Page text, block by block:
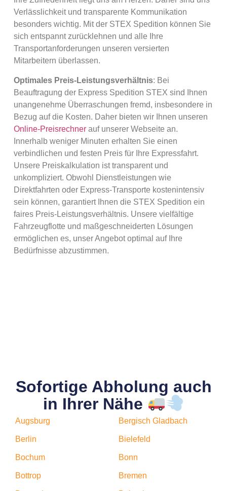
Verlässlichkeit und transparente Kommunikation
besonders wichtig. Mit der STEX Spedition können Sie
sich entspannt zurücklehnen und alle Ihre
Transportanforderungen unseren versierten
Mitarbeitern überlassen.
Optimales Preis-Leistungsverhältnis: Bei
Beauftragung der Express Spedition STEX sind Ihnen
unangenehme Überraschungen fremd, insbesondere in
Bezug auf die Kosten. Daher bieten wir Ihnen unseren
Online-Preisrechnerauf unserer Webseite an.
Innerhalb weniger Minuten erhalten Sie einen
verbindlichen und festen Preis für Ihre Expressfahrt.
Unsere Preiskalkulation ist transparent und
unkompliziert. Obwohl Dienstleistungen wie
Direktfahrten oder Express-Transporte kostenintensiv
sein können, garantiert Ihnen die STEX Spedition ein
faires Preis-Leistungsverhältnis. Unsere vielfältige
Fahrzeugflotte und maßgeschneiderten Lösungen
ermöglichen es, unser Angebot optimal auf Ihre
Bedürfnisse abzustimmen.
Sofortige Abholung auch
in Ihrer Nähe
Augsburg Bergisch Gladbach
Berlin Bielefeld
Bochum Bonn
Bottrop Bremen